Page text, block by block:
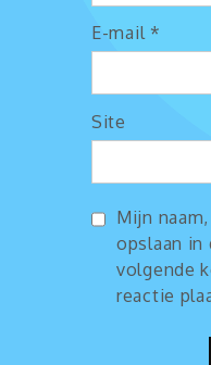
E-mail *
Site
Mijn
opslaan in
volgende
reactie